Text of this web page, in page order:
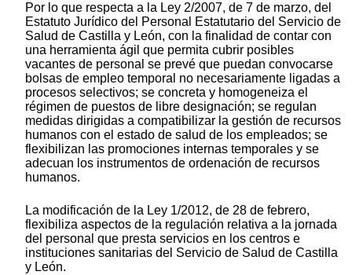
Por lo que respecta a la Ley 2/2007, de 7 de marzo, del
Estatuto Jurídico del Personal Estatutario del Servicio de
Salud de Castilla y León, con la finalidad de contar con
una herramienta ágil que permita cubrir posibles
vacantes de personal se prevé que puedan convocarse
bolsas de empleo temporal no necesariamente ligadas a
procesos selectivos; se concreta y homogeneiza el
régimen de puestos de libre designación; se regulan
medidas dirigidas a compatibilizar la gestión de recursos
humanos con el estado de salud de los empleados; se
flexibilizan las promociones internas temporales y se
adecuan los instrumentos de ordenación de recursos
humanos.
La modificación de la Ley 1/2012, de 28 de febrero,
flexibiliza aspectos de la regulación relativa a la jornada
del personal que presta servicios en los centros e
instituciones sanitarias del Servicio de Salud de Castilla
y León.